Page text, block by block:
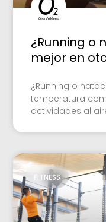
¿Running o
mejor en
¿Running o
temperatura
actividades al
FITNESS